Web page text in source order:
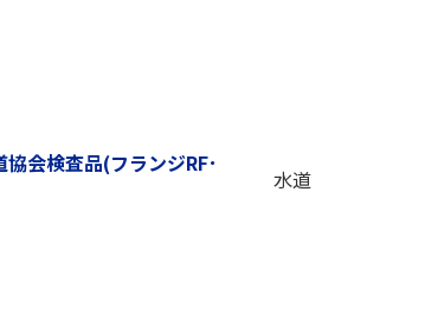
会検査品(フランジRF･
水道